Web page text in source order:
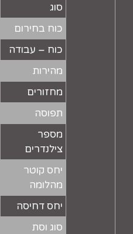
סוג
כוח בחירום
כוח – עבודה
מהירות
מחזורים
תפוסה
מספר
צילנדרים
יחס קוטר
מהלומה
יחס דחיסה
סוג וסת